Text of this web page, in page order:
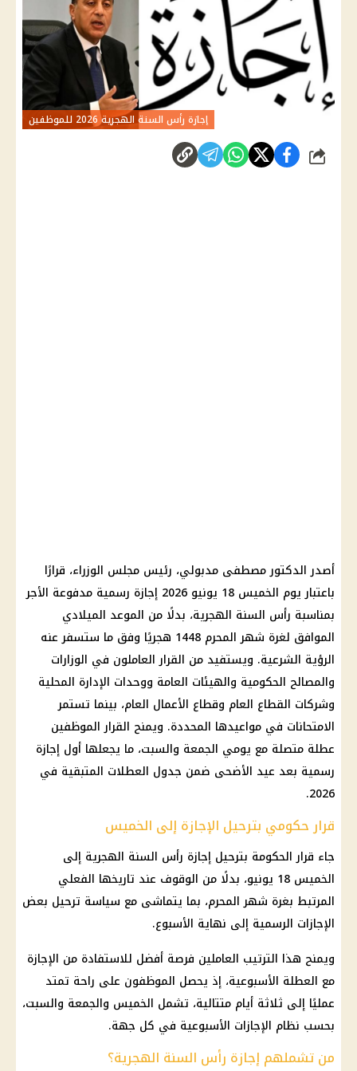
إجازة رأس السنة الهجرية 2026 للموظفين
شارك
أصدر الدكتور مصطفى مدبولي، رئيس مجلس الوزراء، قرارًا
باعتبار يوم الخميس 18 يونيو 2026 إجازة رسمية مدفوعة الأجر
بمناسبة رأس السنة الهجرية، بدلًا من الموعد الميلادي
الموافق لغرة شهر المحرم 1448 هجريًا وفق ما ستسفر عنه
الرؤية الشرعية. ويستفيد من القرار العاملون في الوزارات
والمصالح الحكومية والهيئات العامة ووحدات الإدارة المحلية
وشركات القطاع العام وقطاع الأعمال العام، بينما تستمر
الامتحانات في مواعيدها المحددة. ويمنح القرار الموظفين
عطلة متصلة مع يومي الجمعة والسبت، ما يجعلها أول إجازة
رسمية بعد عيد الأضحى ضمن جدول العطلات المتبقية في
2026.
قرار حكومي بترحيل الإجازة إلى الخميس
جاء قرار الحكومة بترحيل إجازة رأس السنة الهجرية إلى
الخميس 18 يونيو، بدلًا من الوقوف عند تاريخها الفعلي
المرتبط بغرة شهر المحرم، بما يتماشى مع سياسة ترحيل بعض
الإجازات الرسمية إلى نهاية الأسبوع.
ويمنح هذا الترتيب العاملين فرصة أفضل للاستفادة من الإجازة
مع العطلة الأسبوعية، إذ يحصل الموظفون على راحة تمتد
عمليًا إلى ثلاثة أيام متتالية، تشمل الخميس والجمعة والسبت،
بحسب نظام الإجازات الأسبوعية في كل جهة.
من تشملهم إجازة رأس السنة الهجرية؟